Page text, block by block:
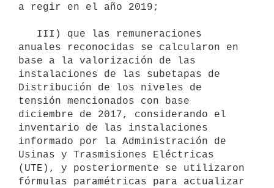
a regir en el año 2019;
anuales reconocidas se calcularon en
base a la valorización de las
instalaciones de las subetapas de
Distribución de los niveles de
tensión mencionados con base
diciembre de 2017, considerando el
inventario de las instalaciones
informado por la Administración de
Usinas y Trasmisiones Eléctricas
(UTE), y posteriormente se utilizaron
fórmulas paramétricas para actualizar